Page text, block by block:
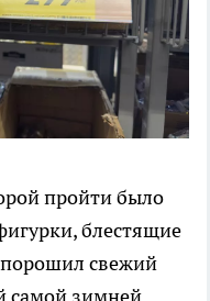
пройти было
блестящие
свежий
самой зимней